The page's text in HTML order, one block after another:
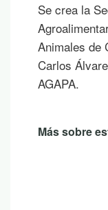
Se crea la
Animales de
Carlos
AGAPA.
Más sobre